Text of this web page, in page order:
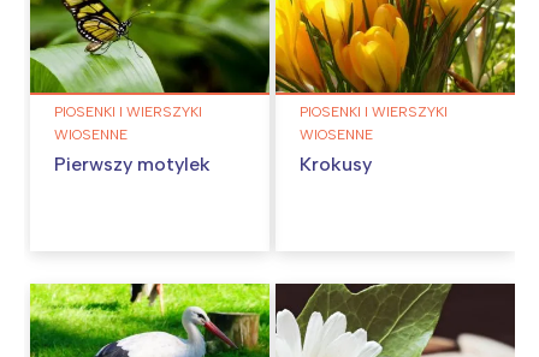
PIOSENKI I WIERSZYKI
WIOSENNE
Pierwszy motylek
PIOSENKI I WIERSZYKI
WIOSENNE
Krokusy